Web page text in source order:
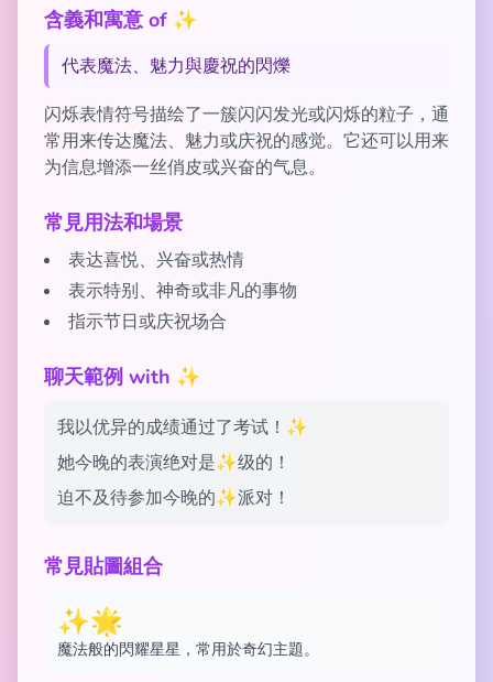
含義和寓意 of ✨
代表魔法、魅力與慶祝的閃爍
闪烁表情符号描绘了一簇闪闪发光或闪烁的粒子，通
常用来传达魔法、魅力或庆祝的感觉。它还可以用来
为信息增添一丝俏皮或兴奋的气息。
常見用法和場景
表达喜悦、兴奋或热情
表示特别、神奇或非凡的事物
指示节日或庆祝场合
聊天範例 with ✨
我以优异的成绩通过了考试！✨
她今晚的表演绝对是✨级的！
迫不及待参加今晚的✨派对！
常見貼圖組合
✨🌟
魔法般的閃耀星星，常用於奇幻主題。